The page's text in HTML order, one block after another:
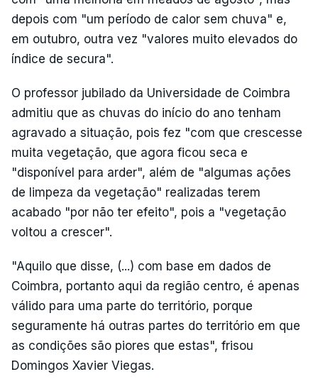
depois com "um período de calor sem chuva" e,
em outubro, outra vez "valores muito elevados do
índice de secura".
O professor jubilado da Universidade de Coimbra
admitiu que as chuvas do início do ano tenham
agravado a situação, pois fez "com que crescesse
muita vegetação, que agora ficou seca e
"disponível para arder", além de "algumas ações
de limpeza da vegetação" realizadas terem
acabado "por não ter efeito", pois a "vegetação
voltou a crescer".
"Aquilo que disse, (...) com base em dados de
Coimbra, portanto aqui da região centro, é apenas
válido para uma parte do território, porque
seguramente há outras partes do território em que
as condições são piores que estas", frisou
Domingos Xavier Viegas.